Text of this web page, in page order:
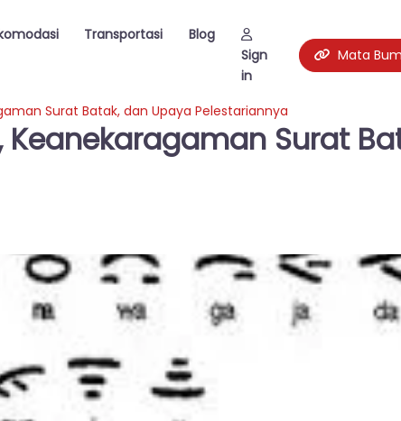
Transportasi
Blog
Sign
in
Mata
Surat Batak, dan Upaya Pelestariannya
Surat